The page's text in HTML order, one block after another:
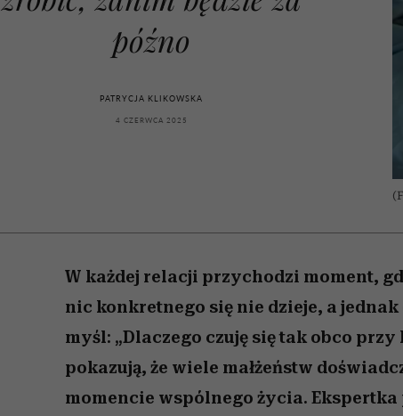
późno
PATRYCJA KLIKOWSKA
4 CZERWCA 2025
W każdej relacji przychodzi moment,
nic konkretnego się nie dzieje, a
myśl: „Dlaczego czuję się tak obco
pokazują, że wiele małżeństw
momencie wspólnego życia.